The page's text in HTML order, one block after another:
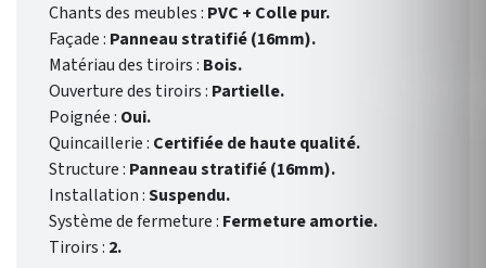
Chants des meubles : PVC + Colle pur.
Façade : Panneau stratifié (16mm).
Matériau des tiroirs : Bois.
Ouverture des tiroirs : Partielle.
Poignée : Oui.
Quincaillerie : Certifiée de haute qualité.
Structure : Panneau stratifié (16mm).
Installation :Suspendu.
Système de fermeture : Fermeture amortie.
Tiroirs : 2.